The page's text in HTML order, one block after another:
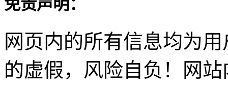
免责声明：
网页内的所有信息均为
的虚假，风险自负！网